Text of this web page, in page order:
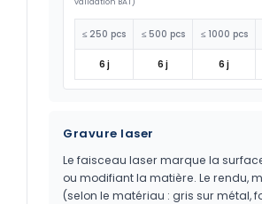
≤ 250 pcs ≤ 500 pcs ≤ 1000 pcs
6 j 6 j 6 j
Gravure laser
Le faisceau laser marque la
ou modifiant la matière. Le rendu,
(selon le matériau : gris sur métal,